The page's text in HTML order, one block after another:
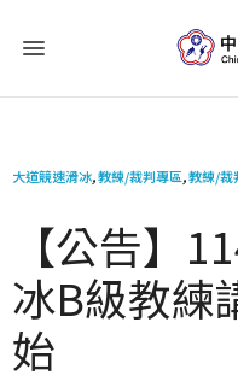
大道競速滑冰,教練/裁判專區,教練/裁
【公告】
冰B級教練
始